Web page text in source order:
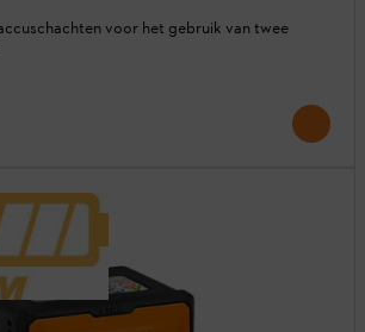
voor het gebruik van twee